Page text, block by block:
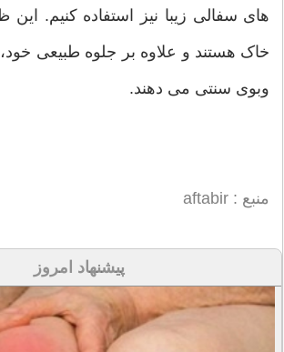
های سفالی زیبا نیز استفاده کنیم.
خاک هستند و علاوه بر جلوه طبیعی
وبوی سنتی می دهند.
منبع : aftabir
پیشنهاد امروز